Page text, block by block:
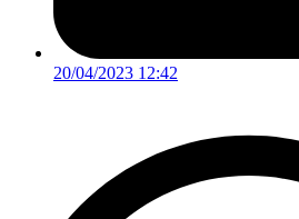
20/04/2023 12:42